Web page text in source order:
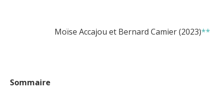
Moïse Accajou et Bernard Camier (2023)**
Sommaire